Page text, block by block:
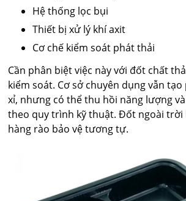
Hệ thống lọc bụi
Thiết bị xử lý khí axit
Cơ chế kiểm soát phát thải
Cần phân biệt việc này với đốt chất
kiểm soát. Cơ sở chuyên dụng vẫn
xỉ, nhưng có thể thu hồi năng lượng
theo quy trình kỹ thuật. Đốt ngoài trời
hàng rào bảo vệ tương tự.